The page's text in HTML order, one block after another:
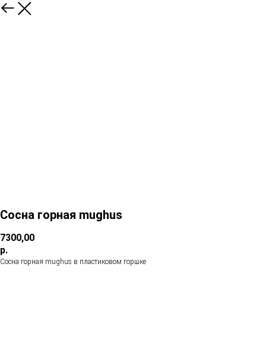
Сосна горная mughus
7300,00
р.
Сосна горная mughus в пластиковом горшке